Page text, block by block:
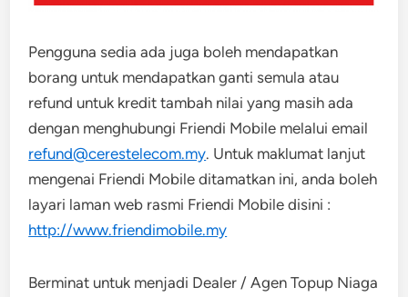
Pengguna sedia ada juga boleh mendapatkan
borang untuk mendapatkan ganti semula atau
refund untuk kredit tambah nilai yang masih ada
dengan menghubungi Friendi Mobile melalui email
refund@cerestelecom.my. Untuk maklumat lanjut
mengenai Friendi Mobile ditamatkan ini, anda boleh
layari laman web rasmi Friendi Mobile disini :
http://www.friendimobile.my
Berminat untuk menjadi Dealer / Agen Topup Niaga